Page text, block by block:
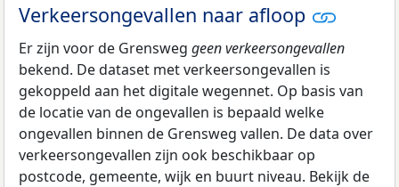
Verkeersongevallen naar afloop
Er zijn voor de Grensweg geen verkeersongevallen
bekend. De dataset met verkeersongevallen is
gekoppeld aan het digitale wegennet. Op basis van
de locatie van de ongevallen is bepaald welke
ongevallen binnen de Grensweg vallen. De data over
verkeersongevallen zijn ook beschikbaar op
postcode, gemeente, wijk en buurt niveau. Bekijk de